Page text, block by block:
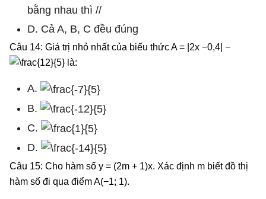
bằng nhau thì //
D. Cả A, B, C đều đúng
Câu 14: Giá trị nhỏ nhất của biểu thức A = |2x −0,4| −
là:
A.
B.
C.
D.
Câu 15: Cho hàm số y = (2m + 1)x. Xác định m biết đồ thị
hàm số đi qua điểm A(−1; 1).